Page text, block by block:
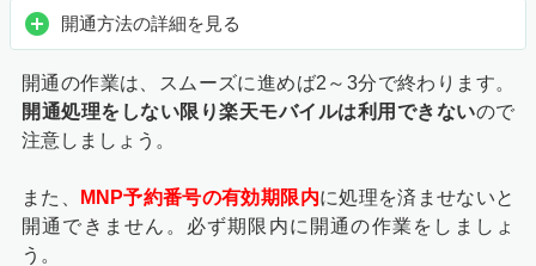
開通方法の詳細を見る
開通の作業は、スムーズに進めば2～3分で終わります。
開通処理をしない限り楽天モバイルは利用できないので
注意しましょう。
また、 MNP予約番号の有効期限内に処理を済ませないと
開通できません。必ず期限内に開通の作業をしましょ
う。